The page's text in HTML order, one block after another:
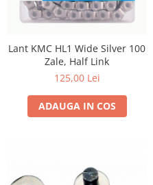
Lant KMC HL1 Wide Silver 100
Zale, Half Link
125,00 Lei
ADAUGA IN COS